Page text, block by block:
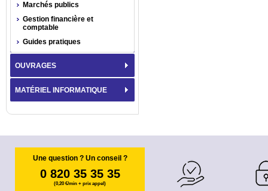
Marchés publics
Gestion financière et
comptable
Guides pratiques
OUVRAGES
MATÉRIEL INFORMATIQUE
Une question ? Un conseil ?
0 820 35 35 35
(0,20 €/min + prix appel)